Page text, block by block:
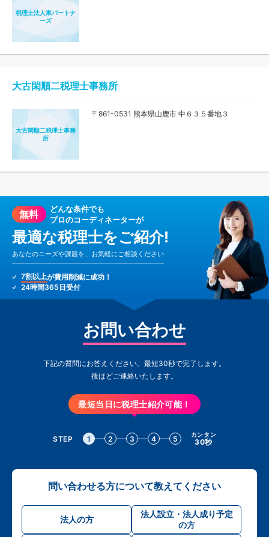
税理士法人東パートナ
ーズ
大古閑順二税理士事務所
大古閑順二税理士事務
所
〒861-0531 熊本県山鹿市 中６３５番地３
無料
どんな条件でも
プロのコーディネーターが
最適な税理士をご紹介!
あなたのニーズや課題を、お気軽にご相談ください
7割以上が費用削減に成功！
24時間365日受付
お問い合わせ
下記の質問にお答えください。最短30秒で完了します。
後ほどご連絡いたします。
最短当日に税理士紹介可能！
STEP 1 2 3 4 5 カンタン
30秒
問い合わせる方について教えてください
法人の方
法人設立・法人成り予定
の方